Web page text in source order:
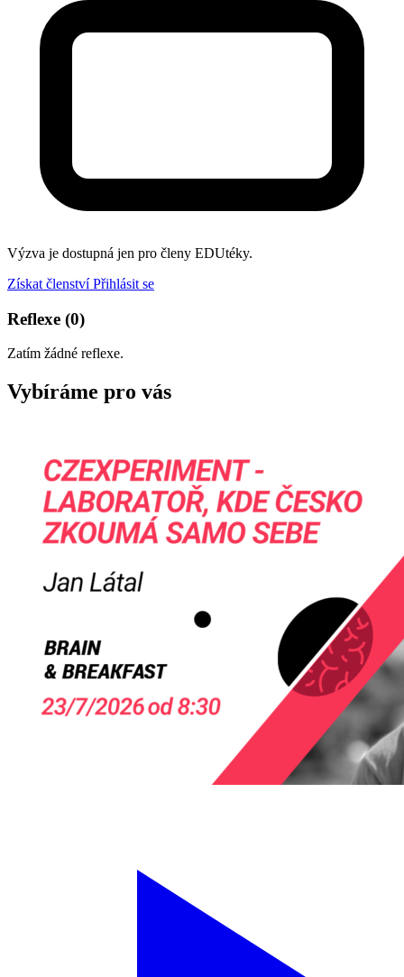
Výzva je dostupná jen pro členy EDUtéky.
Získat členstvíPřihlásit se
Reflexe (0)
Zatím žádné reflexe.
Vybíráme pro vás